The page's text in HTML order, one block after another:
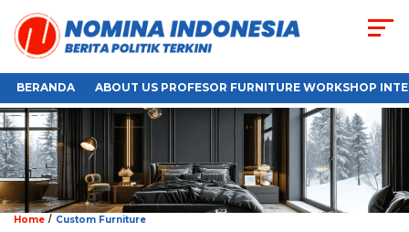
BERANDA ABOUT US PROFESOR FURNITURE WORKSHOP
Home / Custom Furniture